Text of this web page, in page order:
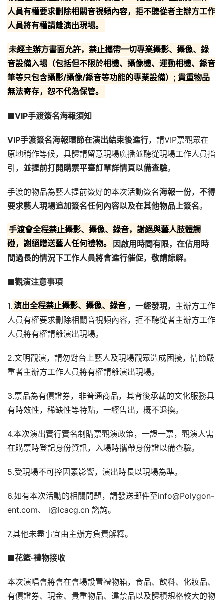
人員有權要求刪除相關音視頻內容，拒不聽從者主辦方工作
人員將有權請離演出現場。
未經主辦方書面允許，禁止攜帶一切專業攝影、攝像、錄
音設備入場（包括但不限於相機、攝像機、運動相機、錄音
筆等只包含攝影/攝像/錄音等功能的專業設備）; 貴重物品
無法寄存，恕不代為保管。
■VIP手渡簽名海報須知
VIP手渡簽名海報環節在演出結束後進行，請VIP票觀眾在
原地稍作等候，具體請留意現場廣播並聽從現場工作人員指
引， 並提前打開購票平臺訂單詳情頁以備查驗。
手渡的物品為藝人提前簽好的本次活動簽名海報一份， 不得
要求藝人現場追加簽名任何內容以及在其他物品上簽名。
手渡會全程禁止攝影、攝像、錄音，謝絕與藝人肢體觸
碰，謝絕贈送藝人任何禮物。
因啟用時間有限，在佔用時
間過長的情況下工作人員將會進行催促，敬請諒解。
■觀演注意事項
1. 演出全程禁止攝影、攝像、錄音 ，一經發現，主辦方工作
人員有權要求刪除相關音視頻內容，拒不聽從者主辦方工作
人員將有權請離演出現場。
2.文明觀演，請勿對台上藝人及現場觀眾造成困擾，情節嚴
重者主辦方工作人員將有權請離演出現場。
3.票品為有價證券，非普通商品，其背後承載的文化服務具
有時效性，稀缺性等特點，一經售出，概不退換。
4.本次演出實行實名制購票觀演政策，一證一票，觀演人需
在購票時登記身份資訊，入場時攜帶身份證以備查驗。
5.受現場不可控因素影響，演出時長以現場為準。
6.如有本次活動的相關問題，請發送郵件至info@Polygon-
ent.com、 i@lcacg.cn 諮詢。
7.其他未盡事宜由主辦方負責解釋。
■花籃·禮物接收
本次演唱會將會在會場設置禮物箱，食品、飲料、化妝品、
有價證券、現金、貴重物品、違禁品以及體積規格較大的物